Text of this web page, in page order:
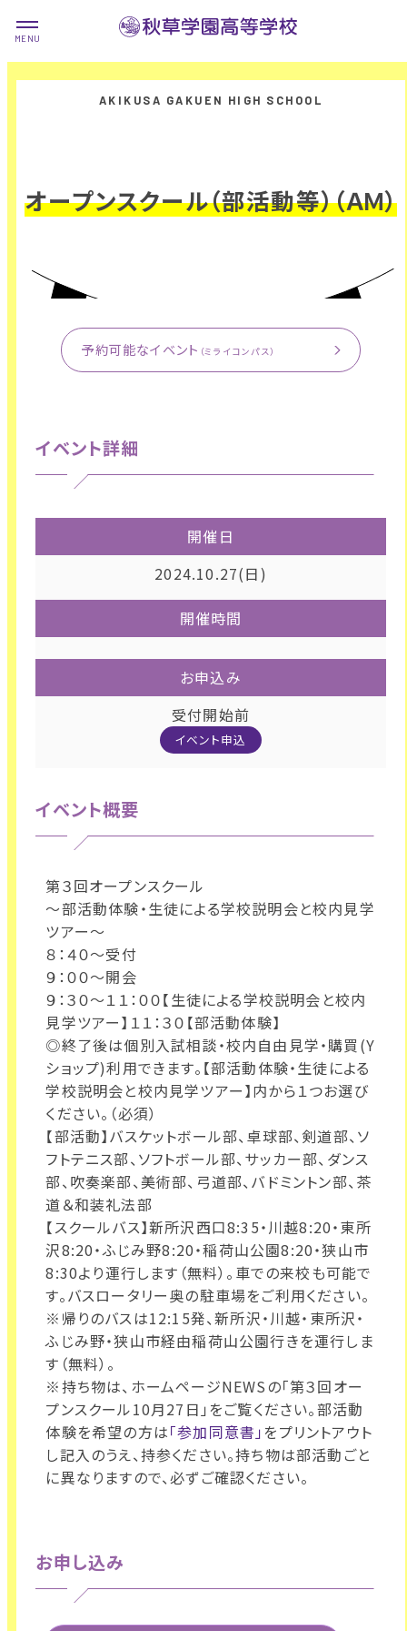
オープンスクール（部活動等）（ＡＭ）
予約可能なイベント （ミライコンパス）
イベント詳細
開催日
2024.10.27(日)
開催時間
お申込み
受付開始前
イベント申込
イベント概要
第３回オープンスクール
～部活動体験・生徒による学校説明会と校内見学
ツアー～
８：４０～受付
９：００～開会
９：３０～１１：００【生徒による学校説明会と校内
見学ツアー】１１：３０【部活動体験】
◎終了後は個別入試相談・校内自由見学・購買(Y
ショップ)利用できます。【部活動体験・生徒による
学校説明会と校内見学ツアー】内から１つお選び
ください。（必須）
【部活動】バスケットボール部、卓球部、剣道部、ソ
フトテニス部、ソフトボール部、サッカー部、ダンス
部、吹奏楽部、美術部、弓道部、バドミントン部、茶
道＆和装礼法部
【スクールバス】新所沢西口8:35・川越8:20・東所
沢8:20・ふじみ野8:20・稲荷山公園8:20・狭山市
8:30より運行します（無料）。車での来校も可能で
す。バスロータリー奥の駐車場をご利用ください。
※帰りのバスは12:15発、新所沢・川越・東所沢・
ふじみ野・狭山市経由稲荷山公園行きを運行しま
す（無料）。
※持ち物は、ホームページNEWSの「第３回オー
プンスクール10月27日」をご覧ください。部活動
体験を希望の方は「参加同意書」 をプリントアウト
し記入のうえ、持参ください。持ち物は部活動ごと
に異なりますので、必ずご確認ください。
お申し込み